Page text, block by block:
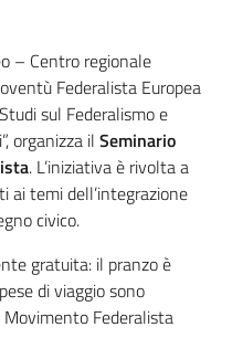
– Centro regionale
Federalista Europea
sul Federalismo e
organizza il Seminario
. L’iniziativa è rivolta a
ai temi dell’integrazione
civico.
gratuita: il pranzo è
di viaggio sono
Federalista